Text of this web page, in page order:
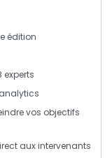
édition
experts
vos objectifs
aux intervenants